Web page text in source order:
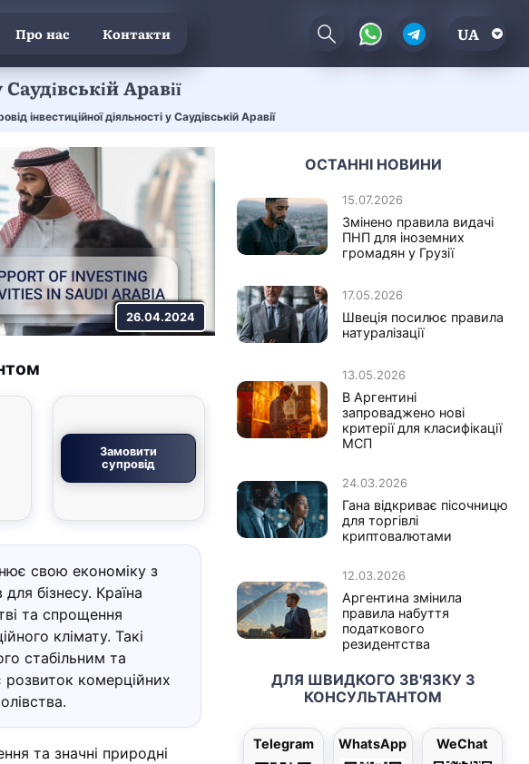
Про нас Контакти UA
Аравії
інвестиційної діяльності у Саудівській Аравії
26.04.2024
Замовити
супровід
свою економіку з
бізнесу. Країна
та спрощення
клімату. Такі
стабільним та
комерційних
та значні природні
ОСТАННІ НОВИНИ
15.07.2026
Змінено правила видачі
ПНП для іноземних
громадян у Грузії
17.05.2026
Швеція посилює правила
натуралізації
13.05.2026
В Аргентині
запроваджено нові
критерії для класифікації
МСП
24.03.2026
Гана відкриває пісочницю
для торгівлі
криптовалютами
12.03.2026
Аргентина змінила
правила набуття
податкового
резидентства
ДЛЯ ШВИДКОГО ЗВ'ЯЗКУ З
КОНСУЛЬТАНТОМ
Telegram WhatsApp WeChat